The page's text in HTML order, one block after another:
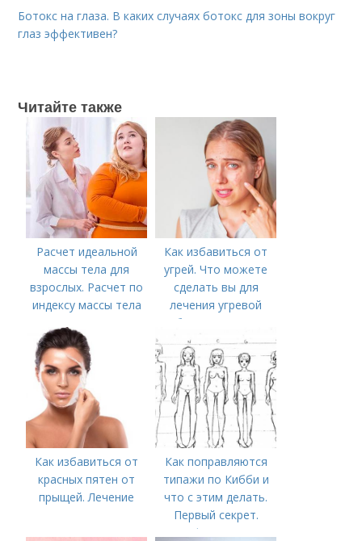
Ботокс на глаза. В каких случаях ботокс для зоны вокруг
глаз эффективен?
Читайте также
Расчет идеальной
массы тела для
взрослых. Расчет по
индексу массы тела
Как избавиться от
угрей. Что можете
сделать вы для
лечения угревой
болезни (акне)
Как избавиться от
красных пятен от
прыщей. Лечение
Как поправляются
типажи по Кибби и
что с этим делать.
Первый секрет.
Классификация типов